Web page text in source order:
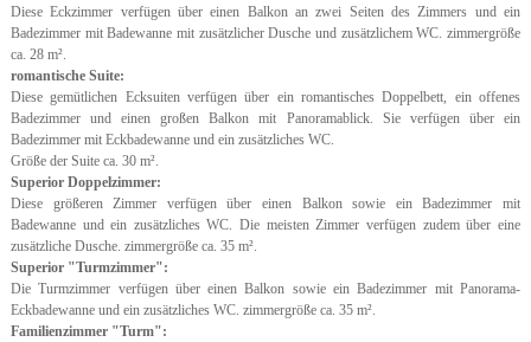
Diese Eckzimmer verfügen über einen Balkon an zwei Seiten des Zimmers und ein
Badezimmer mit Badewanne mit zusätzlicher Dusche und zusätzlichem WC. zimmergröße
ca. 28 m².
romantische Suite:
Diese gemütlichen Ecksuiten verfügen über ein romantisches Doppelbett, ein offenes
Badezimmer und einen großen Balkon mit Panoramablick. Sie verfügen über ein
Badezimmer mit Eckbadewanne und ein zusätzliches WC.
Größe der Suite ca. 30 m².
Superior Doppelzimmer:
Diese größeren Zimmer verfügen über einen Balkon sowie ein Badezimmer mit
Badewanne und ein zusätzliches WC. Die meisten Zimmer verfügen zudem über eine
zusätzliche Dusche. zimmergröße ca. 35 m².
Superior "Turmzimmer":
Die Turmzimmer verfügen über einen Balkon sowie ein Badezimmer mit Panorama-
Eckbadewanne und ein zusätzliches WC. zimmergröße ca. 35 m².
Familienzimmer "Turm":